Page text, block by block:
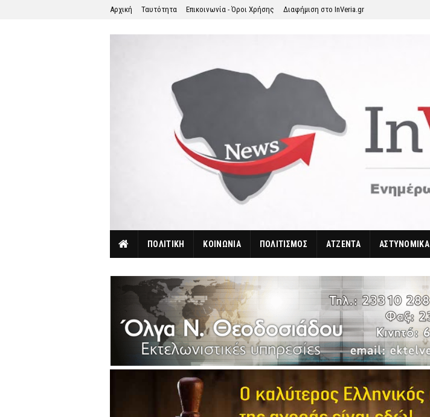
Αρχική Ταυτότητα Επικοινωνία - Όροι Χρήσης Διαφήμιση στο InVeria.gr
ΠΟΛΙΤΙΚΗ ΚΟΙΝΩΝΙΑ ΠΟΛΙΤΙΣΜΟΣ ΑΤΖΕΝΤΑ ΑΣΤΥΝΟΜΙΚΑ